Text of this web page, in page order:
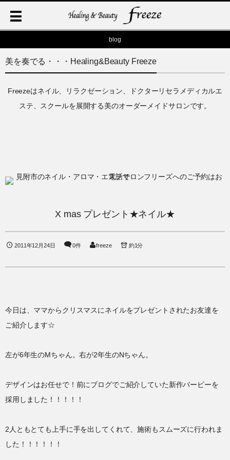
blog
美を奏でる・・・Healing&Beauty Freeze
Freezeはネイル、リラクゼーション、ドクターリセラメディカルエ
ステ、スクールを展開する美のオーダーメイドサロンです。
X mas プレゼント★ネイル★
2011年12月24日 0件 freeze 約1分
今日は、ママからクリスマスにネイルをプレゼントされたお友達を
ご紹介します☆
左が6年生のMちゃん。右が2年生のNちゃん。
デザインはお任せで！前にブログでご紹介していた新作バービーを
採用しました！！！！！
2人ともとても上手に手を出してくれて、施術もスムーズに行われま
した！！！！！！